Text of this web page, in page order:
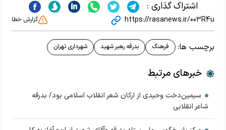
اشتراک گذاری :
https://rasanews.ir/003R4u گزارش خطا
برچسب ها: فرهنگ بدرقه رهبر شهید شهرداری تهران
خبرهای مرتبط
سیمین‌دخت وحیدی از ارکان شعر انقلاب اسلامی بود/ بدرقه
شاعر انقلابی